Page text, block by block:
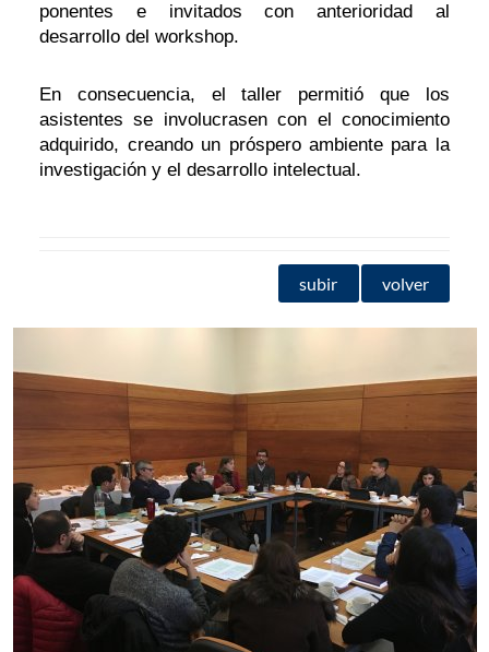
ponentes e invitados con anterioridad al
desarrollo del workshop.
En consecuencia, el taller permitió que los
asistentes se involucrasen con el conocimiento
adquirido, creando un próspero ambiente para la
investigación y el desarrollo intelectual.
subir volver